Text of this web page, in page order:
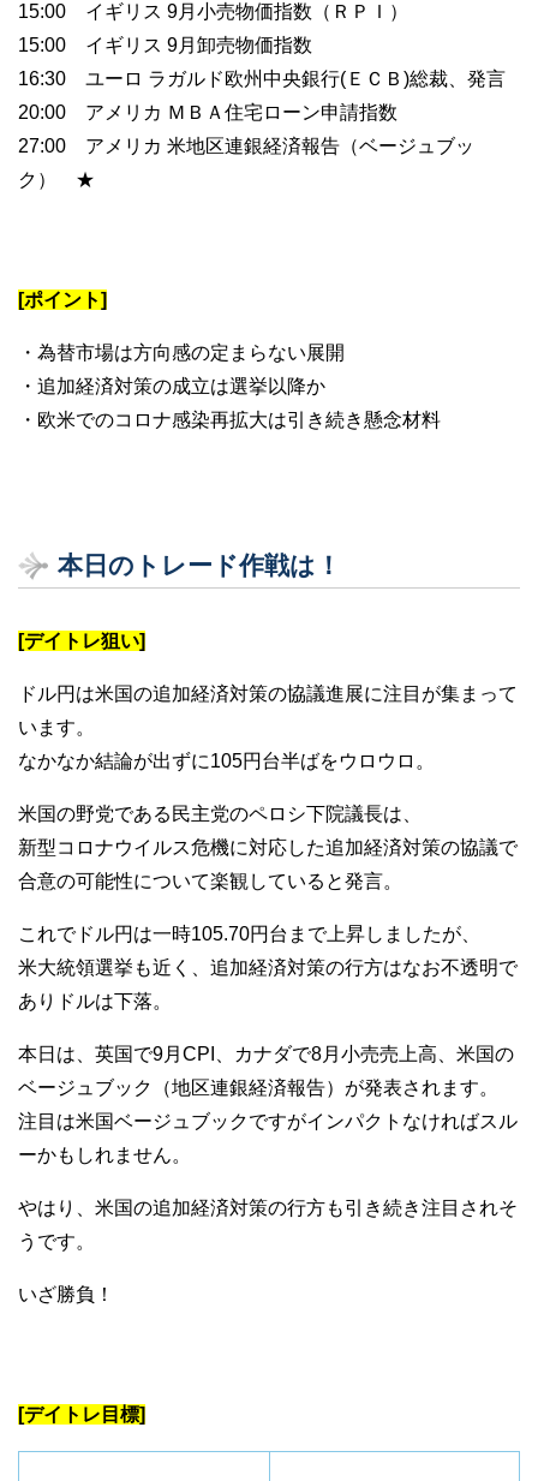
15:00 イギリス 9月小売物価指数（ＲＰＩ）
15:00 イギリス 9月卸売物価指数
16:30 ユーロ ラガルド欧州中央銀行(ＥＣＢ)総裁、発言
20:00 アメリカ ＭＢＡ住宅ローン申請指数
27:00 アメリカ 米地区連銀経済報告（ベージュブッ
ク） ★
[ポイント]
・為替市場は方向感の定まらない展開
・追加経済対策の成立は選挙以降か
・欧米でのコロナ感染再拡大は引き続き懸念材料
本日のトレード作戦は！
[デイトレ狙い]
ドル円は米国の追加経済対策の協議進展に注目が集まって
います。
なかなか結論が出ずに105円台半ばをウロウロ。
米国の野党である民主党のペロシ下院議長は、
新型コロナウイルス危機に対応した追加経済対策の協議で
合意の可能性について楽観していると発言。
これでドル円は一時105.70円台まで上昇しましたが、
米大統領選挙も近く、追加経済対策の行方はなお不透明で
ありドルは下落。
本日は、英国で9月CPI、カナダで8月小売売上高、米国の
ベージュブック（地区連銀経済報告）が発表されます。
注目は米国ベージュブックですがインパクトなければスル
ーかもしれません。
やはり、米国の追加経済対策の行方も引き続き注目されそ
うです。
いざ勝負！
[デイトレ目標]